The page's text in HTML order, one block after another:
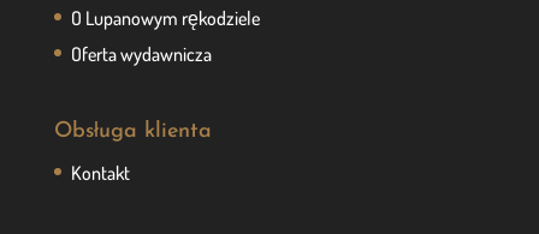
O Lupanowym rękodziele
Oferta wydawnicza
Obsługa klienta
Kontakt